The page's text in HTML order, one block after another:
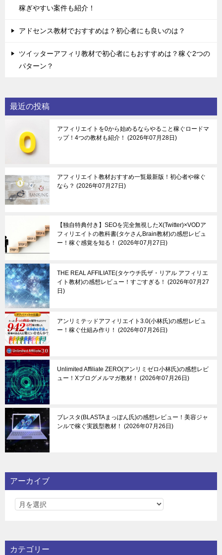
稼ぎやすい案件も紹介！
アドセンス教材でおすすめは？初心者にも良いのは？
ツイッターアフィリ教材で初心者にもおすすめは？稼ぐ2つの
パターン？
最近の投稿
アフィリエイトを0から始めるならやること稼ぐロードマ
ップ！4つの教材も紹介！
2026年07月28日
アフィリエイト教材おすすめ一覧最新版！初心者や稼ぐ
なら？
2026年07月27日
【独自特典付き】SEOを完全無視したX(Twitter)×VODア
フィリエイトの教科書(タケさんBrain教材)の感想レビュ
ー！稼ぐ感覚を知る！
2026年07月27日
THE REAL AFFILIATE(タケウチ氏ザ・リアル アフィリエ
イト教材)の感想レビュー！すごすぎる！
2026年07月27
日
アンリミテッドアフィリエイト3.0(小林氏)の感想レビュ
ー！稼ぐ仕組み作り！
2026年07月26日
Unlimited Affiliate ZERO(アンリミゼロ小林氏)の感想レビ
ュー！Xブログメルマガ教材！
2026年07月26日
ブレスタ(BLASTAまっぽん氏)の感想レビュー！美容ジャ
ンルで稼ぐ実践型教材！
2026年07月26日
アーカイブ
カテゴリー